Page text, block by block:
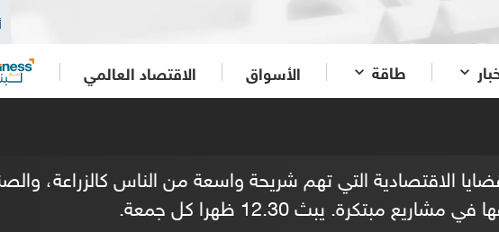
طاقة الأسواق الاقتصاد العالمي
الاقتصادية التي تهم شريحة واسعة من الناس كالزراعة،
مبتكرة. يبث 12.30 ظهرا كل جمعة.